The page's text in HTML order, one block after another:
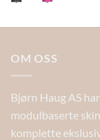
OM OSS
Bjørn Haug AS
modulbaserte
komplette